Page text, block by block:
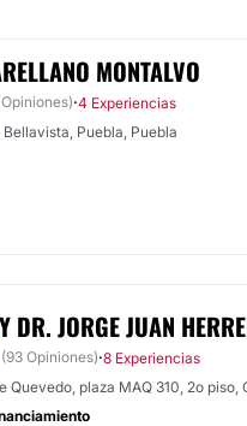
MONTALVO
·4 Experiencias
Puebla, Puebla
DR. JORGE JUAN
(93 Opiniones)·8 Experiencias
Quevedo, plaza MAQ 310, 2o piso,